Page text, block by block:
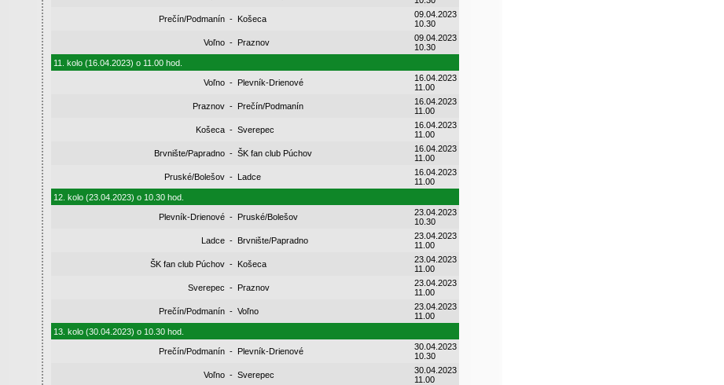
Prečín/Podmanín - Košeca
09.04.2023
10.30
Voľno - Praznov
09.04.2023
10.30
11. kolo (16.04.2023) o 11.00 hod.
Voľno - Plevník-Drienové
16.04.2023
11.00
Praznov - Prečín/Podmanín
16.04.2023
11.00
Košeca - Sverepec
16.04.2023
11.00
Brvnište/Papradno - ŠK fan club Púchov
16.04.2023
11.00
Pruské/Bolešov - Ladce
16.04.2023
11.00
12. kolo (23.04.2023) o 10.30 hod.
Plevník-Drienové - Pruské/Bolešov
23.04.2023
10.30
Ladce - Brvnište/Papradno
23.04.2023
11.00
ŠK fan club Púchov - Košeca
23.04.2023
11.00
Sverepec - Praznov
23.04.2023
11.00
Prečín/Podmanín - Voľno
23.04.2023
11.00
13. kolo (30.04.2023) o 10.30 hod.
Prečín/Podmanín - Plevník-Drienové
30.04.2023
10.30
Voľno - Sverepec
30.04.2023
11.00